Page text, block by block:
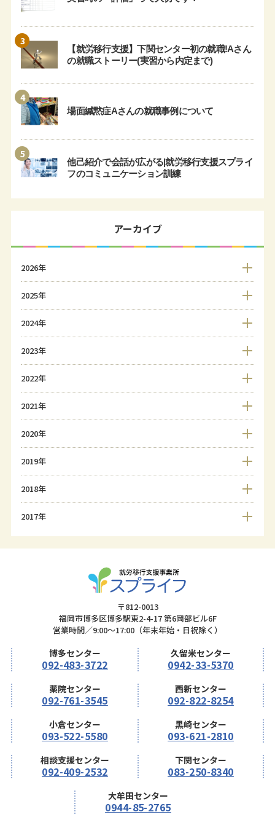
3
【就労移行支援】下関センター初の就職!Aさん
の就職ストーリー(実習から内定まで)
4
場面緘黙症Aさんの就職事例について
5
他己紹介で会話が広がる|就労移行支援スプライ
フのコミュニケーション訓練
アーカイブ
2026年
2025年
2024年
2023年
2022年
2021年
2020年
2019年
2018年
2017年
〒812-0013
福岡市博多区博多駅東2-4-17 第6岡部ビル6F
営業時間／9:00～17:00（年末年始・日祝除く）
博多センター
092-483-3722
久留米センター
0942-33-5370
薬院センター
092-761-3545
西新センター
092-822-8254
小倉センター
093-522-5580
黒崎センター
093-621-2810
相談支援センター
092-409-2532
下関センター
083-250-8340
大牟田センター
0944-85-2765